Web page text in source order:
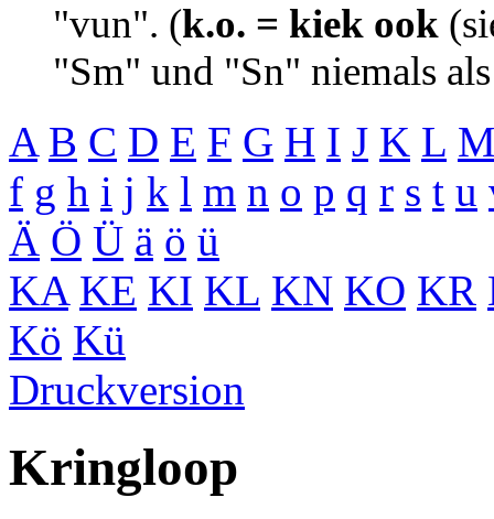
"vun". (k.o. = kiek ook
"Sm" und "Sn" niemals
A B C D E F G H I J K L
f g h i j k l m n o p q r s t u
Ä Ö Ü ä ö ü
KA KE KI KL KN KO KR
Kö Kü
Druckversion
Kringloop